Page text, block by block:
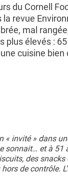
du Cornell
revue
mal
plus élevés :
cuisine bien
« invité » dans
sonnait… et à 51
des snacks
de contrôle.